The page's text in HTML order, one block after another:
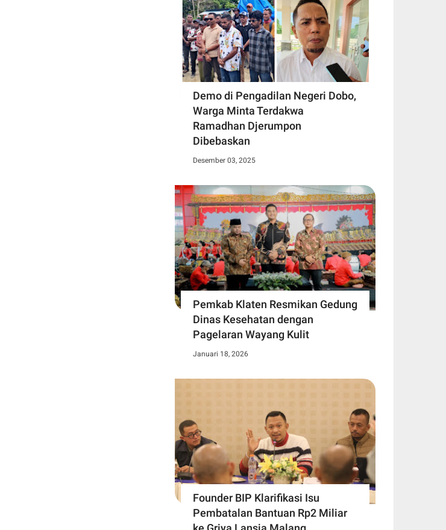
Demo di Pengadilan Negeri Dobo,
Warga Minta Terdakwa
Ramadhan Djerumpon
Dibebaskan
Desember 03, 2025
Pemkab Klaten Resmikan Gedung
Dinas Kesehatan dengan
Pagelaran Wayang Kulit
Januari 18, 2026
Founder BIP Klarifikasi Isu
Pembatalan Bantuan Rp2 Miliar